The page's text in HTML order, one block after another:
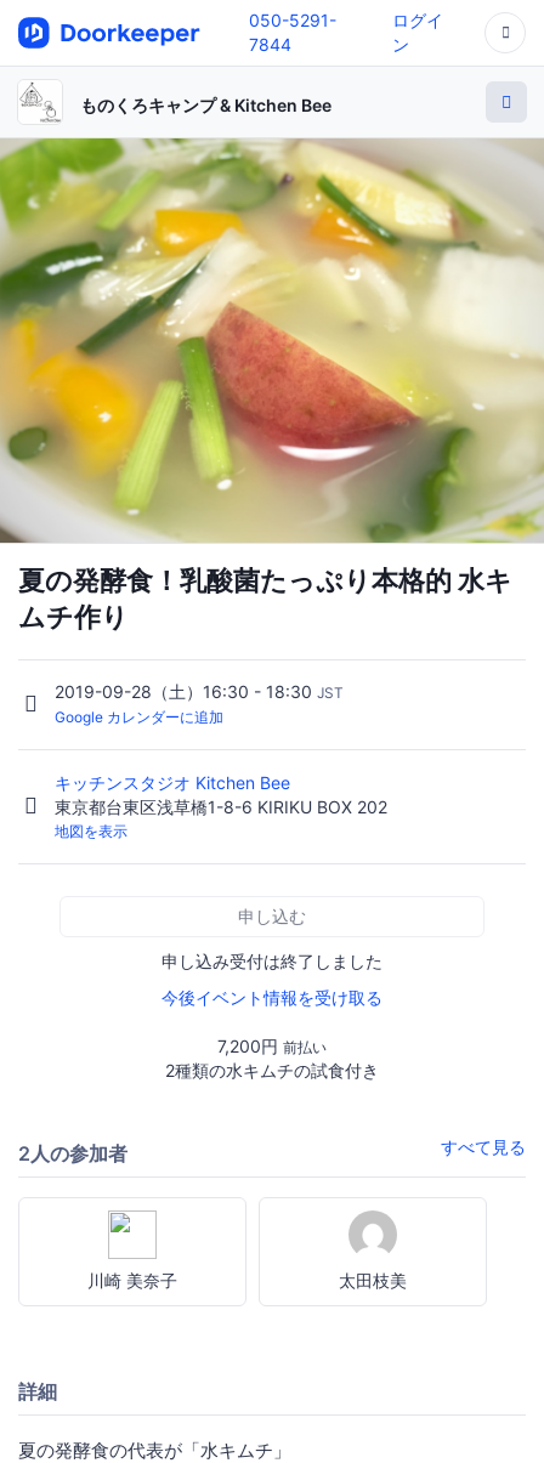
050-5291-
7844
ログイ
ン
ものくろキャンプ & Kitchen Bee
夏の発酵食！乳酸菌たっぷり本格的 水キ
ムチ作り
2019-09-28（土）16:30 - 18:30 JST
Google カレンダーに追加
キッチンスタジオ Kitchen Bee
東京都台東区浅草橋1-8-6 KIRIKU BOX 202
地図を表示
申し込む
申し込み受付は終了しました
今後イベント情報を受け取る
7,200円 前払い
2種類の水キムチの試食付き
2人の参加者 すべて見る
川崎 美奈子 太田枝美
詳細
夏の発酵食の代表が「水キムチ」